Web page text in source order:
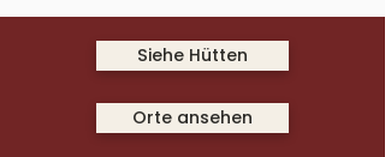
Siehe Hütten
Orte ansehen